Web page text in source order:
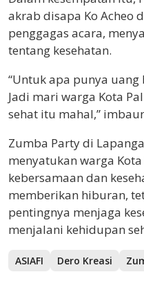
akrab disapa Ko Acheo
penggagas acara,
tentang kesehatan.
“Untuk apa punya
Jadi mari warga Kota
sehat itu mahal,”
Zumba Party di
menyatukan warga
kebersamaan dan
memberikan hiburan,
pentingnya menjaga
menjalani kehidupan
ASIAFI Dero Kreasi